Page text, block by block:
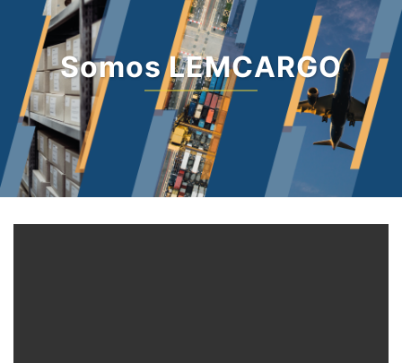
Somos LEMCARGO